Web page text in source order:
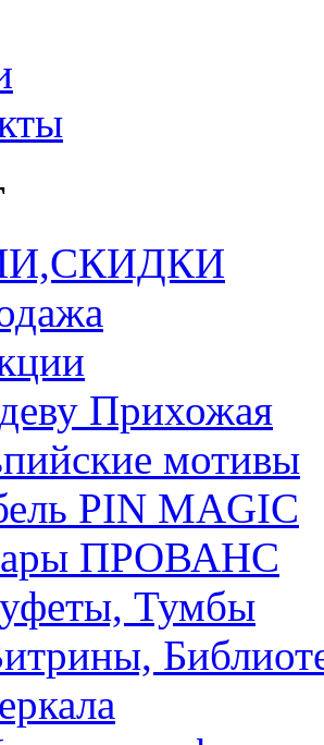
Прихожая
мотивы
PIN MAGIС
ПРОВАНС
Тумбы